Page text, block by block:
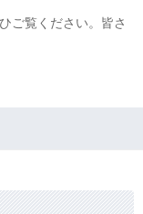
ご覧ください。皆さ